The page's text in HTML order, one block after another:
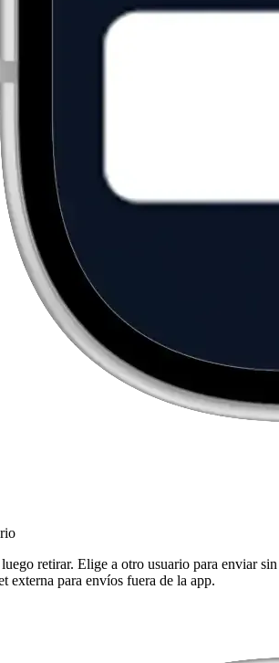
retirar. Elige a otro usuario para enviar sin
externa para envíos fuera de la app.